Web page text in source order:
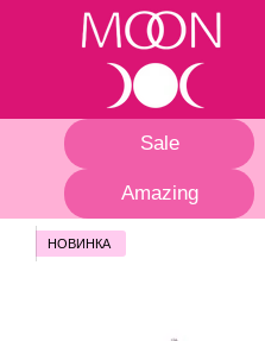
Перейти до основного контенту
Sale
Amazing
НОВИНКА